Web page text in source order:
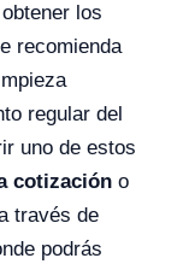
los
recomienda
regular del
uno de estos
cotización o
través de
podrás